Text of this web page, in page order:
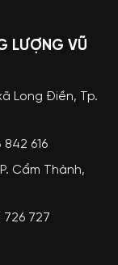
LƯỢNG VŨ
Long Điền, Tp.
616
Cẩm Thành,
727